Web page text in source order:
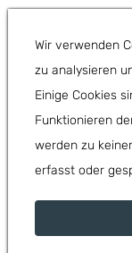
Als eines der
Tirol
hervorragende
Service. Das
Kunden,
Wir bieten
Zufriedenheit
Wir verwenden
zu analysieren
Einige Cookies
Funktionieren
werden zu
erfasst oder